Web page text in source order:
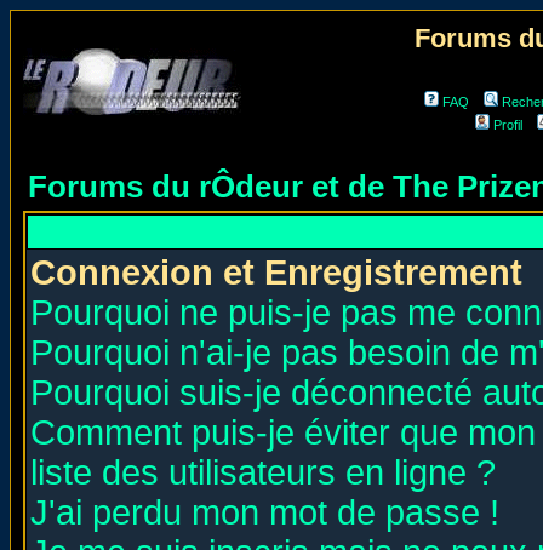
Forums
FAQ
Profil
Forums du rÔdeur et de The
Connexion et Enregistrement
Pourquoi ne puis-je pas me
Pourquoi n'ai-je pas besoin de
Pourquoi suis-je déconnecté
Comment puis-je éviter que
liste des utilisateurs en ligne ?
J'ai perdu mon mot de passe !